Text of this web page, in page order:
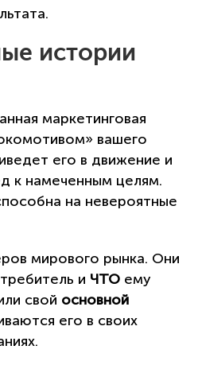
истории
маркетинговая
вашего
его в движение и
к намеченным целям.
на невероятные
мирового рынка. Они
и ЧТО ему
свой основной
его в своих